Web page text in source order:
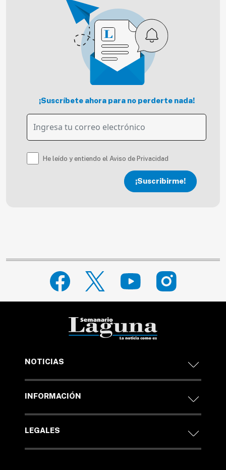
¡Suscríbete ahora para no perderte nada!
He leído y entiendo el Aviso de Privacidad
¡Suscribirme!
NOTICIAS
INFORMACIÓN
LEGALES